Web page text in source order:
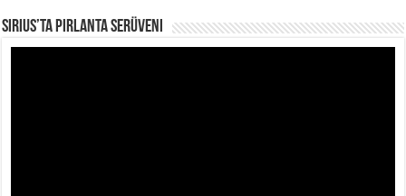
Sirius’ta Pırlanta Serüveni